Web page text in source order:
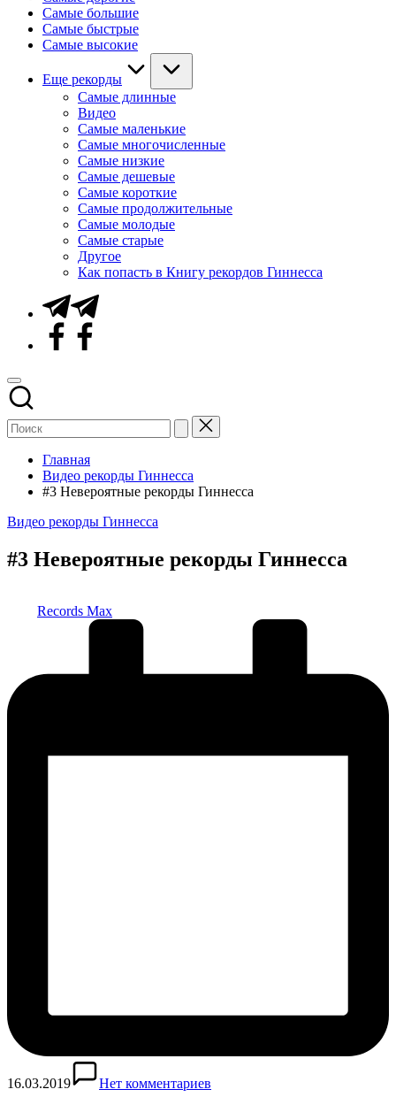
Самые большие
Самые быстрые
Самые высокие
Еще рекорды
Самые длинные
Видео
Самые маленькие
Самые многочисленные
Самые низкие
Самые дешевые
Самые короткие
Самые продолжительные
Самые молодые
Самые старые
Другое
Как попасть в Книгу рекордов Гиннесса
Telegram
Facebook
Главная
Видео рекорды Гиннесса
#3 Невероятные рекорды Гиннесса
Опубликовано
Видео рекорды Гиннесса
#3 Невероятные рекорды Гиннесса
Records Max
16.03.2019 Нет комментариев